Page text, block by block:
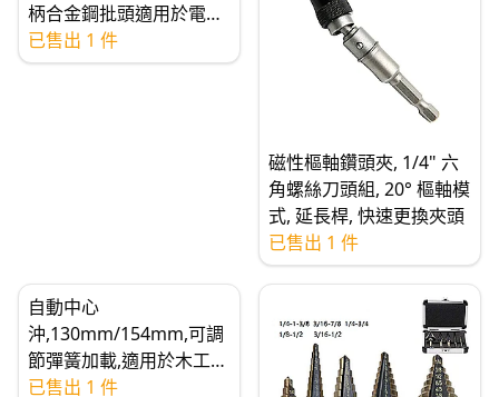
柄合金鋼批頭適用於電動
工具
已售出 1 件
磁性樞軸鑽頭夾, 1/4" 六
角螺絲刀頭組, 20° 樞軸模
式, 延長桿, 快速更換夾頭
已售出 1 件
自動中心
沖,130mm/154mm,可調
節彈簧加載,適用於木工和
金屬
已售出 1 件